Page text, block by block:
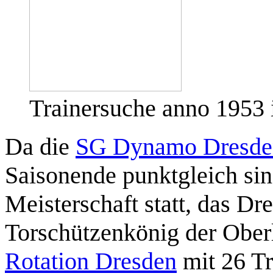
Trainersuche anno
Da die SG Dynamo
Saisonende punktgleich
Meisterschaft statt, das
Torschützenkönig der
Rotation Dresden mit 26